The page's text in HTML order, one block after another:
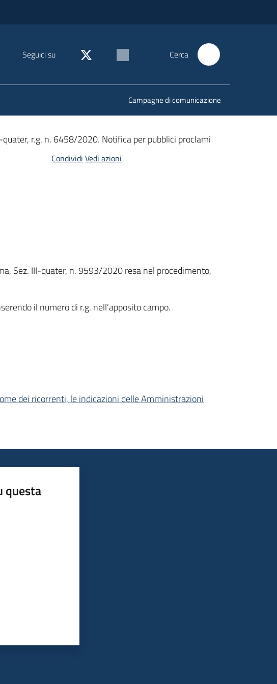
Seguici su Cerca
Campagne di comunicazione
quater, r.g. n. 6458/2020. Notifica per pubblici proclami
Condividi Vedi azioni
Sez. III-quater, n. 9593/2020 resa nel procedimento,
il numero di r.g. nell’apposito campo.
dei ricorrenti, le indicazioni delle Amministrazioni
questa